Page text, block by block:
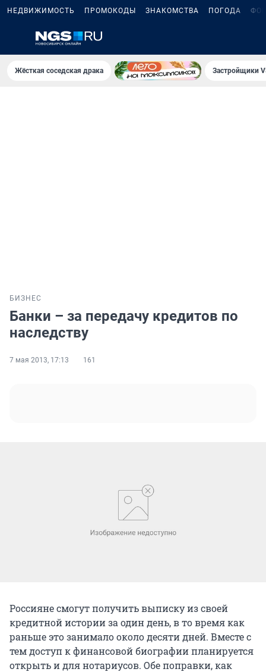
НЕДВИЖИМОСТЬ ПРОМОКОДЫ ЗНАКОМСТВА ПОГОДА
Жёсткая соседская драка Застройщики
БИЗНЕС
Банки – за передачу кредитов по
наследству
7 мая 2013, 17:13 161
Россияне смогут получить выписку из своей
кредитной истории за один день, в то время как
раньше это занимало около десяти дней. Вместе с
тем доступ к финансовой биографии планируется
открыть и для нотариусов. Обе поправки, как